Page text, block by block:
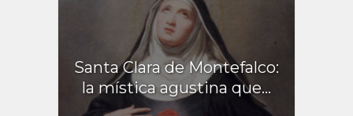
Santa Clara de Montefalco:
la mística agustina que...